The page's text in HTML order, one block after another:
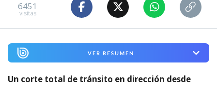
6451
visitas
VER RESUMEN
Un corte total de tránsito en dirección desde